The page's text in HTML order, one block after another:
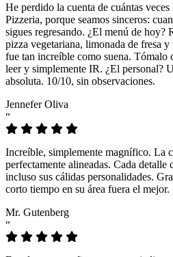
He perdido la cuenta de cuántas
Pizzeria, porque seamos sinceros:
sigues regresando. ¿El menú de hoy?
pizza vegetariana, limonada de fresa
fue tan increíble como suena. Tómalo
leer y simplemente IR. ¿El personal?
absoluta. 10/10, sin observaciones.
Jennefer Oliva
“
Increíble, simplemente magnífico. La
perfectamente alineadas. Cada detalle
incluso sus cálidas personalidades.
corto tiempo en su área fuera el mejor.
Mr. Gutenberg
“